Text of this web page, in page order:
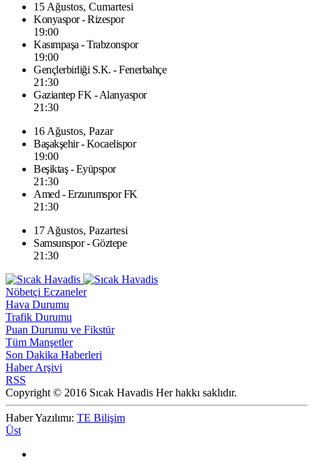
15 Ağustos, Cumartesi
Konyaspor - Rizespor
19:00
Kasımpaşa - Trabzonspor
19:00
Gençlerbirliği S.K. - Fenerbahçe
21:30
Gaziantep FK - Alanyaspor
21:30
16 Ağustos, Pazar
Başakşehir - Kocaelispor
19:00
Beşiktaş - Eyüpspor
21:30
Amed - Erzurumspor FK
21:30
17 Ağustos, Pazartesi
Samsunspor - Göztepe
21:30
Nöbetçi Eczaneler
Hava Durumu
Trafik Durumu
Puan Durumu ve Fikstür
Tüm Manşetler
Son Dakika Haberleri
Haber Arşivi
RSS
Copyright © 2016 Sıcak Havadis Her hakkı saklıdır.
Haber Yazılımı: TE Bilişim
Üst